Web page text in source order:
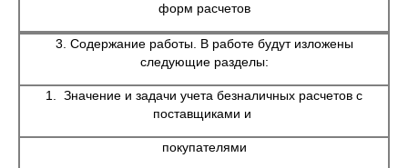
форм расчетов
3. Содержание работы. В работе будут изложены
следующие разделы:
1. Значение и задачи учета безналичных расчетов с
поставщиками и
покупателями